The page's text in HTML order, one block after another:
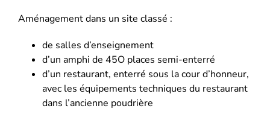
Aménagement dans un site classé :
de salles d’enseignement
d’un amphi de 45O places semi-enterré
d’un restaurant, enterré sous la cour d’honneur,
avec les équipements techniques du restaurant
dans l’ancienne poudrière